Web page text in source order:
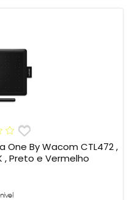
One By Wacom CTL472 ,
, Preto e Vermelho